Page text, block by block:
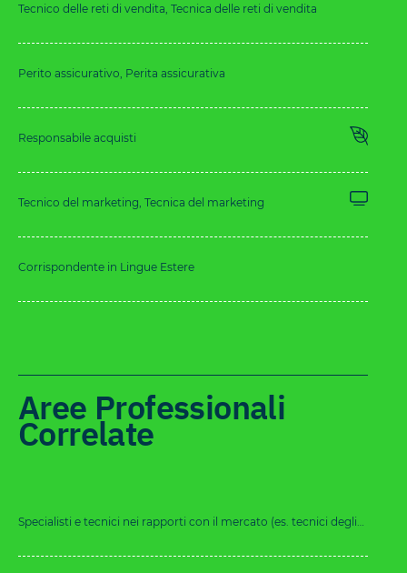
Tecnico delle reti di vendita, Tecnica delle reti di vendita
Perito assicurativo, Perita assicurativa
Responsabile acquisti
Tecnico del marketing, Tecnica del marketing
Corrispondente in Lingue Estere
Aree Professionali
Correlate
Specialisti e tecnici nei rapporti con il mercato (es. tecnici degli